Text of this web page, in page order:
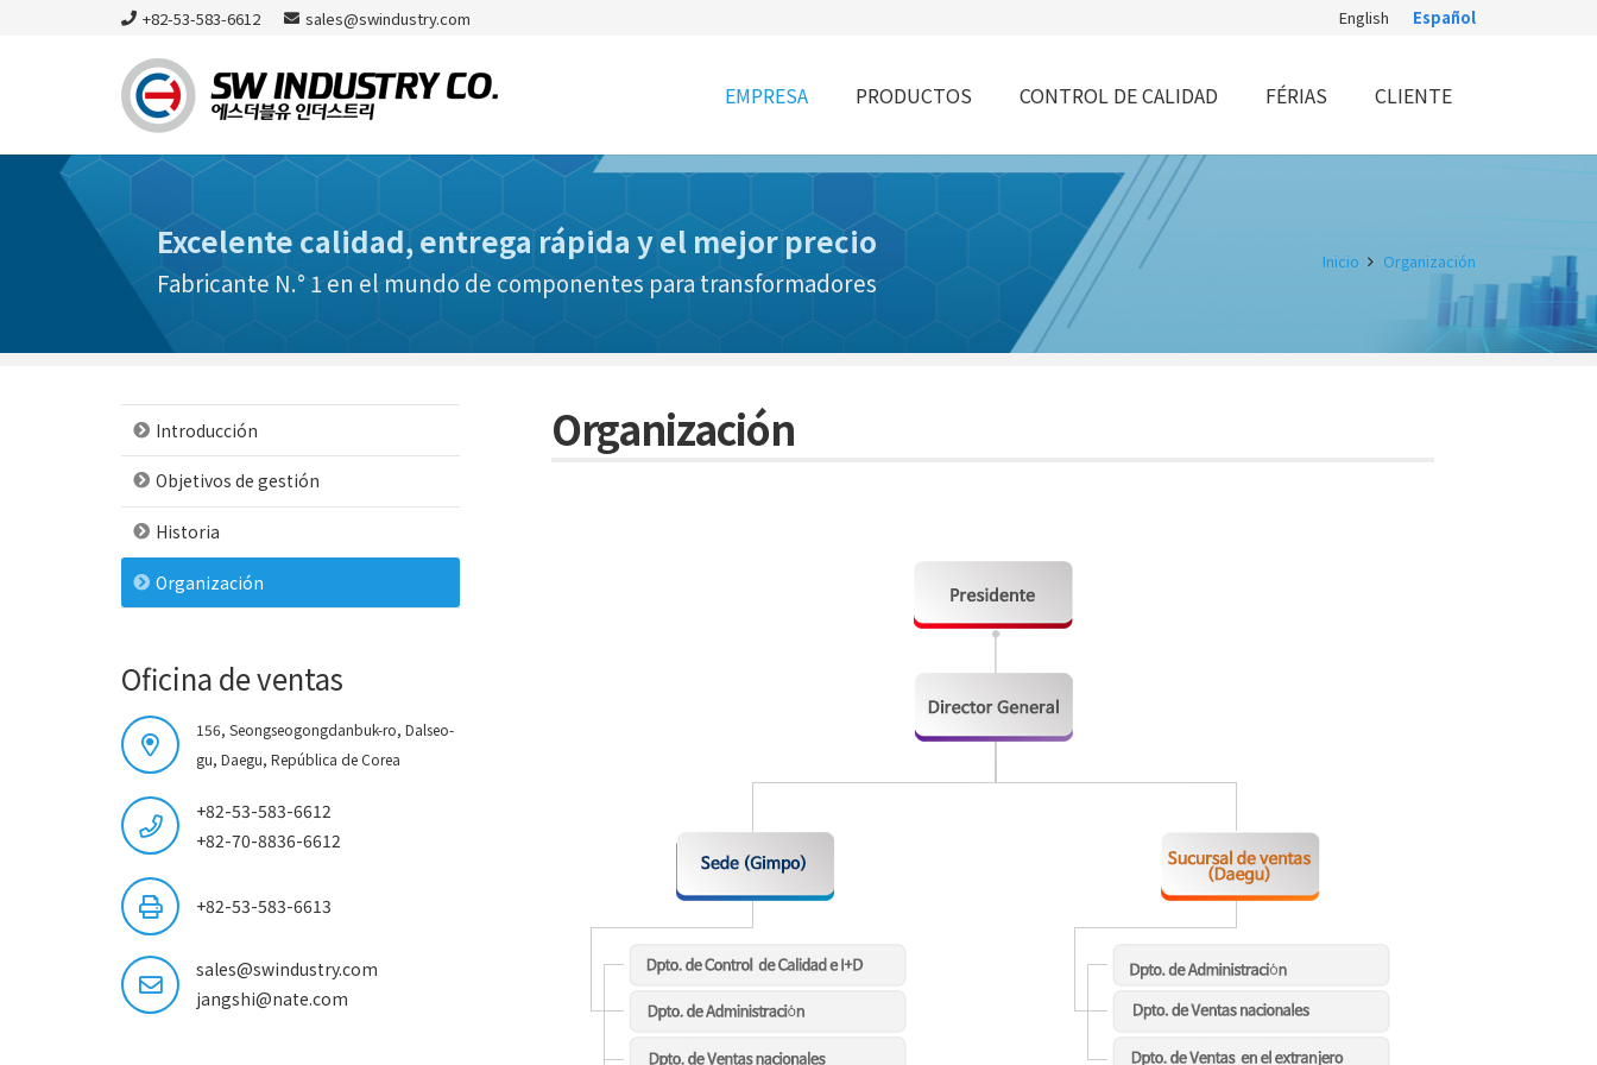
+82-53-583-6612 sales@swindustry.com English Español
EMPRESA PRODUCTOS CONTROL DE CALIDAD FÉRIAS CLIENTE
Excelente calidad, entrega rápida y el mejor precio
Fabricante N.° 1 en el mundo de componentes para transformadores
Inicio Organización
Organización
Introducción
Objetivos de gestión
Historia
Organización
Oficina de ventas
156, Seongseogongdanbuk-ro, Dalseo-
gu, Daegu, República de Corea
+82-53-583-6612
+82-70-8836-6612
+82-53-583-6613
sales@swindustry.com
jangshi@nate.com